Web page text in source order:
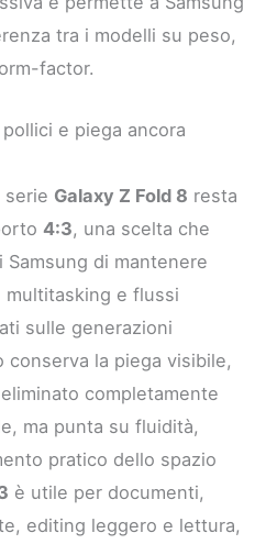
tra i modelli su peso,
factor.
e piega ancora
serie Galaxy Z Fold 8 resta
4:3, una scelta che
di mantenere
multitasking e flussi
sulle generazioni
conserva la piega visibile,
completamente
ma punta su fluidità,
pratico dello spazio
è utile per documenti,
editing leggero e lettura,